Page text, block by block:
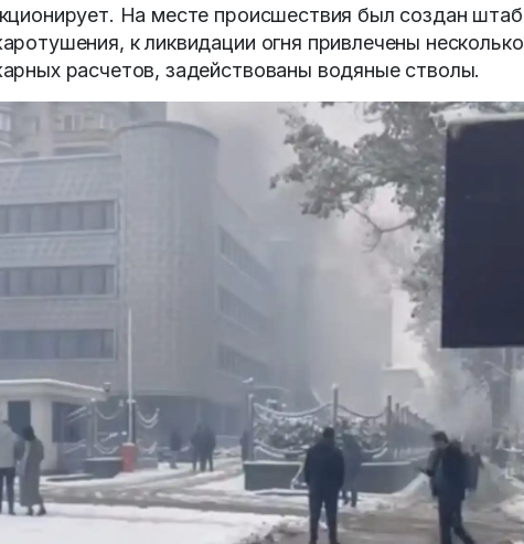
На месте происшествия был создан штаб
к ликвидации огня привлечены несколько
расчетов, задействованы водяные стволы.